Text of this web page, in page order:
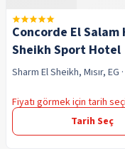
Concorde El
Sheikh Sport Hotel
Sharm El Sheikh, Mısır, EG
Fiyatı görmek için tarih
Tarih Seç